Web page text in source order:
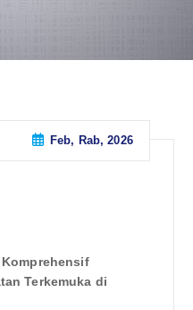
Feb, Rab, 2026
Terkemuka di